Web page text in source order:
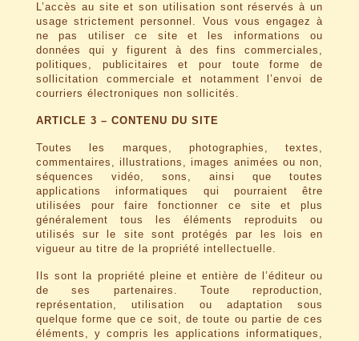
L’accès au site et son utilisation sont réservés à un
usage strictement personnel. Vous vous engagez à
ne pas utiliser ce site et les informations ou
données qui y figurent à des fins commerciales,
politiques, publicitaires et pour toute forme de
sollicitation commerciale et notamment l’envoi de
courriers électroniques non sollicités.
ARTICLE 3 – CONTENU DU SITE
Toutes les marques, photographies, textes,
commentaires, illustrations, images animées ou non,
séquences vidéo, sons, ainsi que toutes
applications informatiques qui pourraient être
utilisées pour faire fonctionner ce site et plus
généralement tous les éléments reproduits ou
utilisés sur le site sont protégés par les lois en
vigueur au titre de la propriété intellectuelle.
Ils sont la propriété pleine et entière de l’éditeur ou
de ses partenaires. Toute reproduction,
représentation, utilisation ou adaptation sous
quelque forme que ce soit, de toute ou partie de ces
éléments, y compris les applications informatiques,